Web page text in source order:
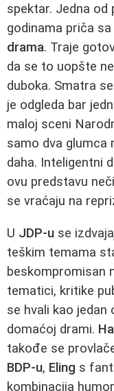
spektar. Jedna od
godinama priča
drama. Traje
da se to uopšte
duboka. Smatra
je odgleda bar
maloj sceni
samo dva glumca
daha. Inteligentni
ovu predstavu
se vraćaju na
U JDP‑u se
teškim temama
beskompromisan
tematici, kritike
se hvali kao jedan
domaćoj drami.
takođe se
BDP‑u, Eling s
kombinacija